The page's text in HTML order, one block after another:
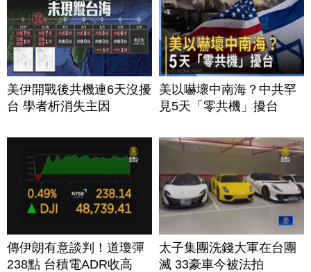
美伊開戰後共機連6天沒擾
台 學者析消失主因
美以嚇壞中南海？中共罕
見5天「零共機」擾台
傳伊朗有意談判！道瓊彈
238點 台積電ADR收高
太子集團洗錢大軍在台團
滅 33豪車今被法拍